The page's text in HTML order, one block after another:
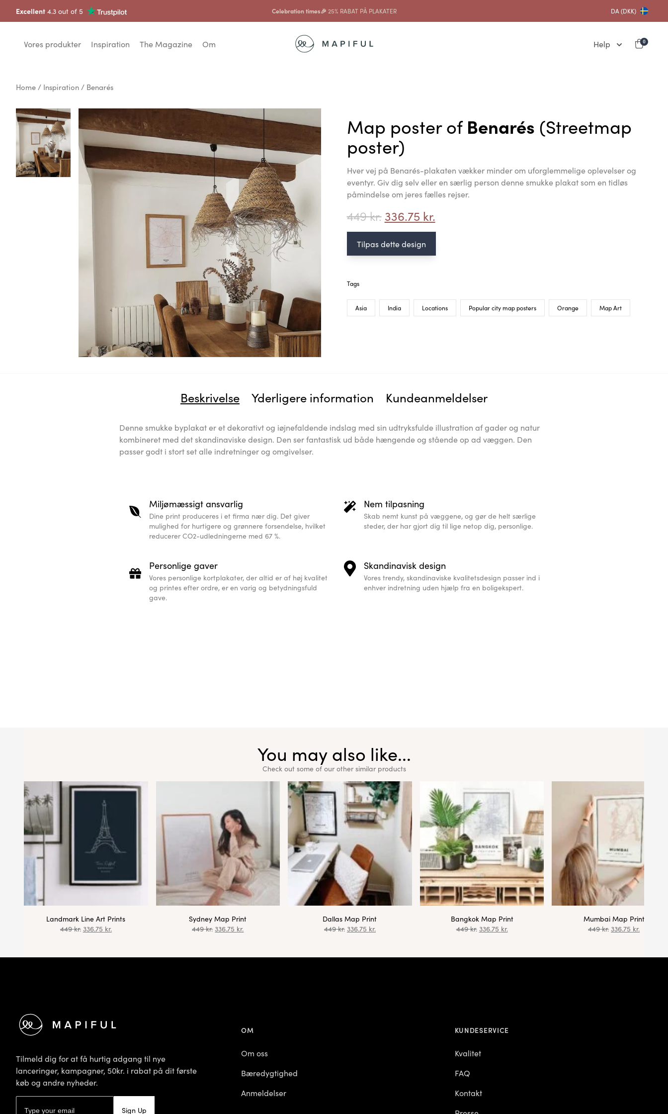
Excellent 4.3 out of 5 Celebration times🎉 25% RABAT PÅ PLAKATER DA (DKK)
Vores produkter Inspiration The Magazine Om Help 0
Home / Inspiration / Benarés
Map poster ofBenarés (Streetmap
poster)
Hver vej på Benarés-plakaten vækker minder om uforglemmelige oplevelser og
eventyr. Giv dig selv eller en særlig person denne smukke plakat som en tidløs
påmindelse om jeres fælles rejser.
449kr. 336.75 kr.
Tilpas dette design
Tags
Asia India Locations Popular city map posters Orange Map Art
Beskrivelse Yderligere information Kundeanmeldelser
Denne smukke byplakat er et dekorativt og iøjnefaldende indslag med sin udtryksfulde illustration af gader og natur
kombineret med det skandinaviske design. Den ser fantastisk ud både hængende og stående op ad væggen. Den
passer godt i stort set alle indretninger og omgivelser.
Miljømæssigt ansvarlig
Dine print produceres i et firma nær dig. Det giver
mulighed for hurtigere og grønnere forsendelse, hvilket
reducerer CO2-udledningerne med 67 %.
Nem tilpasning
Skab nemt kunst på væggene, og gør de helt særlige
steder, der har gjort dig til lige netop dig, personlige.
Personlige gaver
Vores personlige kortplakater, der altid er af høj kvalitet
og printes efter ordre, er en varig og betydningsfuld
gave.
Skandinavisk design
Vores trendy, skandinaviske kvalitetsdesign passer ind i
enhver indretning uden hjælp fra en boligekspert.
You may also like...
Check out some of our other similar products
Landmark Line Art Prints
449kr. 336.75 kr.
Sydney Map Print
449kr. 336.75 kr.
Dallas Map Print
449kr. 336.75 kr.
Bangkok Map Print
449kr. 336.75 kr.
Mumbai Map Print
449kr. 336.75 kr.
Tilmeld dig for at få hurtig adgang til nye
lanceringer, kampagner, 50kr. i rabat på dit første
køb og andre nyheder.
Sign Up
OM
Om oss
Bæredygtighed
Anmeldelser
KUNDESERVICE
Kvalitet
FAQ
Kontakt